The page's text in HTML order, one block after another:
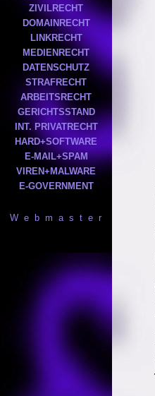
ZIVILRECHT
DOMAINRECHT
LINKRECHT
MEDIENRECHT
DATENSCHUTZ
STRAFRECHT
ARBEITSRECHT
GERICHTSSTAND
INT. PRIVATRECHT
HARD+SOFTWARE
E-MAIL+SPAM
VIREN+MALWARE
E-GOVERNMENT
W e b m a s t e r